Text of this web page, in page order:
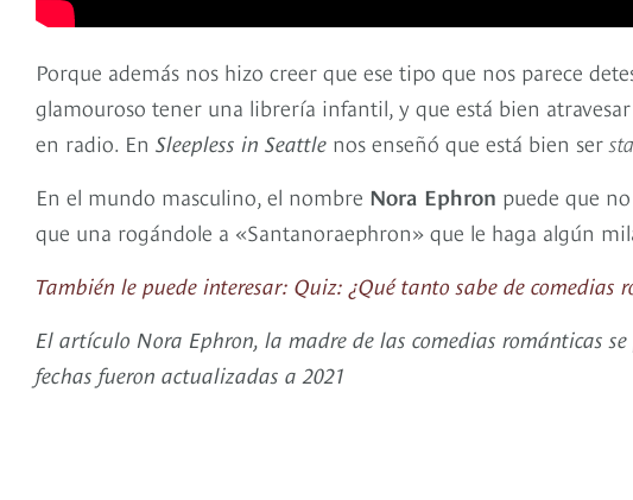
Porque además nos hizo creer que ese tipo que nos parece
glamouroso tener una librería infantil, y que está bien
en radio. En Sleepless in Seattle nos enseñó que está bien ser
En el mundo masculino, el nombre Nora Ephron puede que
que una rogándole a «Santanoraephron» que le haga algún
También le puede interesar: Quiz: ¿Qué tanto sabe de comedias
El artículo Nora Ephron, la madre de las comedias románticas
fechas fueron actualizadas a 2021